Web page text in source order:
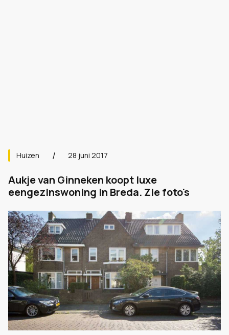
Huizen 28 juni 2017
Aukje van Ginneken koopt luxe
eengezinswoning in Breda. Zie foto's